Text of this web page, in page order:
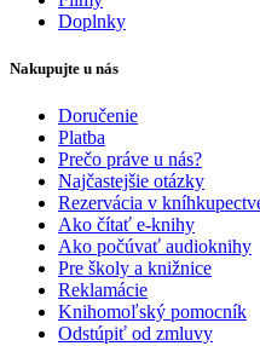
Doplnky
Nakupujte u nás
Doručenie
Platba
Prečo práve u nás?
Najčastejšie otázky
Rezervácia v
Ako čítať e-knihy
Ako počúvať audioknihy
Pre školy a knižnice
Reklamácie
Knihomoľský pomocník
Odstúpiť od zmluvy